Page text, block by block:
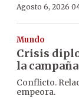
Agosto 6, 2026
Mundo
Crisis
la
Conflicto.
empeora.